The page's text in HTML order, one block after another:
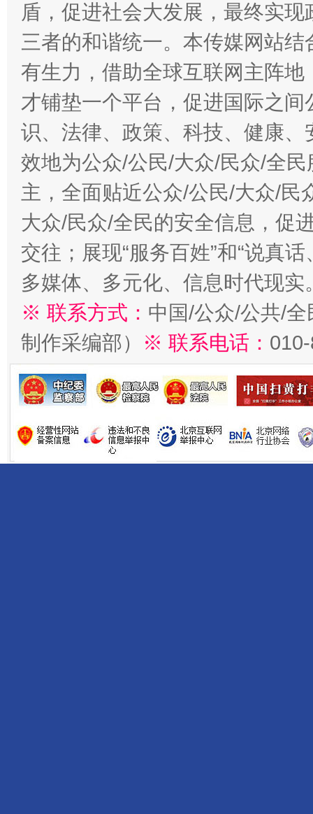
盾，促进社会大发展，最终实
三者的和谐统一。本传媒网站
有生力，借助全球互联网主阵
才铺垫一个平台，促进国际之
识、法律、政策、科技、健康
效地为公众/公民/大众/民众/全
主，全面贴近公众/公民/大众/民
大众/民众/全民的安全信息，促
交往；展现“服务百姓”和“说真
多媒体、多元化、信息时代现实
※ 联系方式： 中国/公众/公共/
制作采编部）
※ 联系电话：